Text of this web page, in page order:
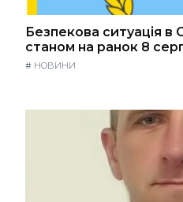
Безпекова ситуація в
станом на ранок 8
# НОВИНИ